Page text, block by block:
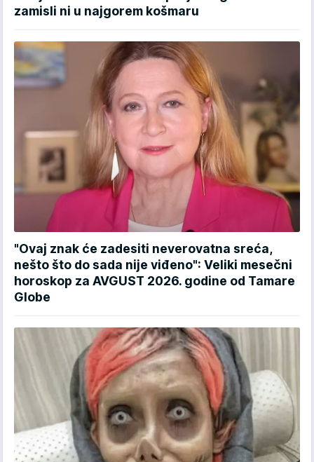
zamisli ni u najgorem košmaru
"Ovaj znak će zadesiti neverovatna sreća,
nešto što do sada nije viđeno": Veliki mesečni
horoskop za AVGUST 2026. godine od Tamare
Globe